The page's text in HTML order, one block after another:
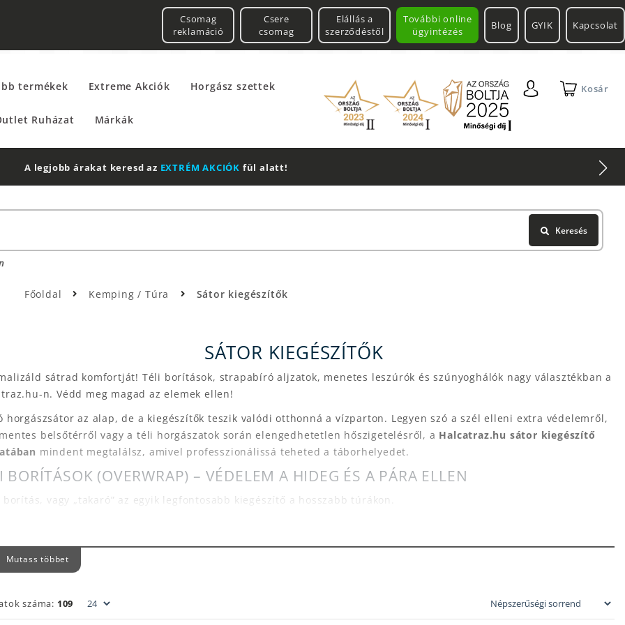
További online
ügyintézés
Csomag
reklamáció
Csere
csomag
Elállás a
szerződéstől
Blog GYIK Kapcsolat
termékek Extreme Akciók Horgász szettek
Ruházat Márkák
Kosár
Keresés
Főoldal Kemping / Túra Sátor kiegészítők
SÁTOR KIEGÉSZÍTŐK
sátrad komfortját! Téli borítások, strapabíró aljzatok, menetes leszúrók és szúnyoghálók nagy választékban a
n. Védd meg magad az elemek ellen!
horgászsátor az alap, de a kiegészítők teszik valódi otthonná a vízparton. Legyen szó a szél elleni extra védelemről,
belsőtérről vagy a téli horgászatok során elengedhetetlen hőszigetelésről, a Halcatraz.hu sátor kiegészítő
mindent megtalálsz, amivel professzionálissá teheted a táborhelyedet.
BORÍTÁSOK (OVERWRAP) – VÉDELEM A HIDEG ÉS A PÁRA ELLEN
vagy „takaró” az egyik legfontosabb kiegészítő a hosszabb túrákon.
ÉS LÁBTÖRLŐK A TISZTASÁGÉRT
annál rosszabb, mint amikor a sár bekerül a sátorba és az ágyad alá.
Mutass többet
száma: 109